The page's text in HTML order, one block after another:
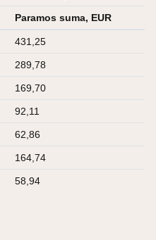
Paramos suma, EUR
431,25
289,78
169,70
92,11
62,86
164,74
58,94